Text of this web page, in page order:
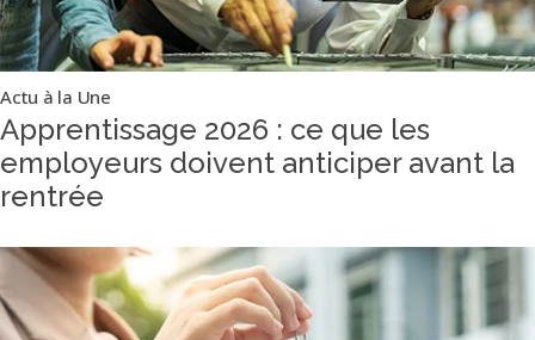
Actu à la Une
Apprentissage 2026 : ce que les
employeurs doivent anticiper avant la
rentrée